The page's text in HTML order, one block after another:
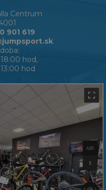
Centrum
901 619
hod,
hod